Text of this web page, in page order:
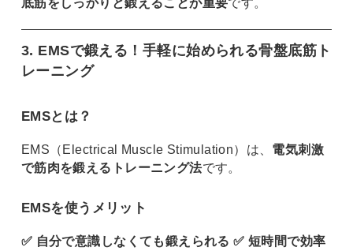
3. EMSで鍛える！手軽に始められる骨盤底筋ト
レーニング
EMSとは？
EMS（Electrical Muscle Stimulation）は、 電気刺激
で筋肉を鍛えるトレーニング法です。
EMSを使うメリット
✅ 自分で意識しなくても鍛えられる ✅ 短時間で効率